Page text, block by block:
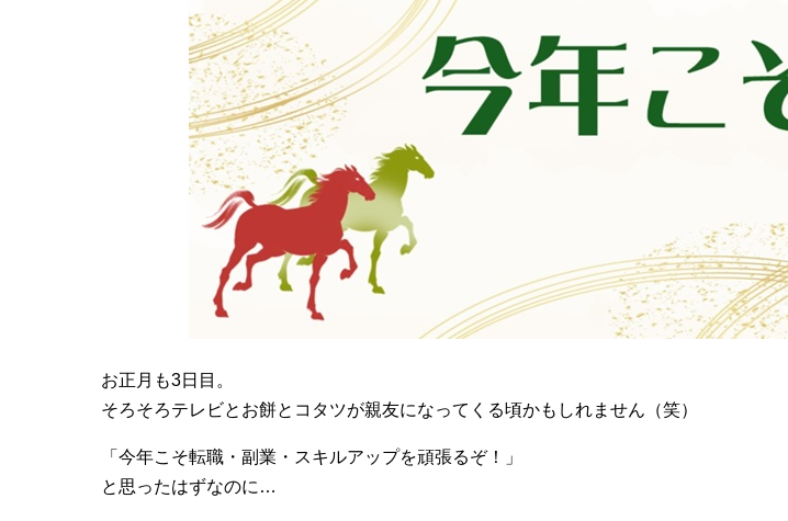
お正月も3日目。
そろそろテレビとお餅とコタツが親友になってくる頃かもしれません（笑）
「今年こそ転職・副業・スキルアップを頑張るぞ！」
と思ったはずなのに…